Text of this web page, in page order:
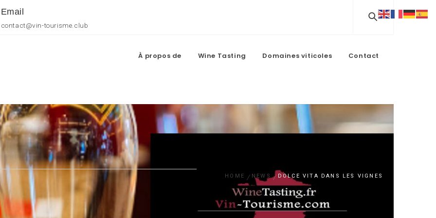
Email
contact@vin-tourisme.club
À propos de Wine Tasting Domaines viticoles Contact
HOME NEWS DOLCE VITA DANS LES VIGNES